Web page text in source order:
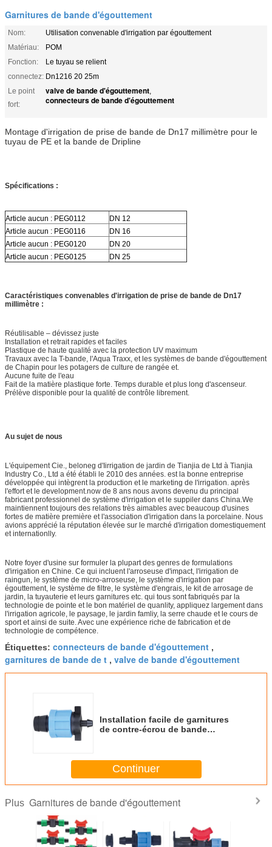
Garnitures de bande d'égouttement
Nom:
Utilisation convenable d'irrigation par égouttement
Matériau:
POM
Fonction:
Le tuyau se relient
connectez: Dn1216 20 25m
Le point
fort:
valve de bande d'égouttement,
connecteurs de bande d'égouttement
Montage d'irrigation de prise de bande de Dn17 millimètre pour le
tuyau de PE et la bande de Dripline
Spécifications :
Article aucun : PEG0112
DN 12
Article aucun : PEG0116
DN 16
Article aucun : PEG0120
DN 20
Article aucun : PEG0125
DN 25
Caractéristiques convenables d'irrigation de prise de bande de Dn17
millimètre :
Réutilisable – dévissez juste
Installation et retrait rapides et faciles
Plastique de haute qualité avec la protection UV maximum
Travaux avec la T-bande, l'Aqua Traxx, et les systèmes de bande d'égouttement
de Chapin pour les potagers de culture de rangée et.
Aucune fuite de l'eau
Fait de la matière plastique forte. Temps durable et plus long d'ascenseur.
Prélève disponible pour la qualité de contrôle librement.
Au sujet de nous
L'équipement Cie., beloneg d'Iirrigation de jardin de Tianjia de Ltd à Tianjia
Industry Co., Ltd a été établi le 2010 des années. est la bonne entreprise
développée qui intègrent la production et le marketing de l'irrigation. après
l'effort et le development.now de 8 ans nous avons devenu du principal
fabricant professionnel de système d'irrigation et le suppiler dans China.We
maintiennent toujours des relations très aimables avec beaucoup d'usines
fortes de matière première et l'association d'irrigation dans la porcelaine. Nous
avions apprécié la réputation élevée sur le marché d'irrigation domestiquement
et internationlly.
Notre foyer d'usine sur formuler la plupart des genres de formulations
d'irrigation en Chine. Ce qui incluent l'arroseuse d'impact, l'irrigation de
raingun, le système de micro-arroseuse, le système d'irrigation par
égouttement, le système de filtre, le système d'engrais, le kit de arrosage de
jardin, la tuyauterie et leurs garnitures etc. qui tous sont fabriqués par la
technologie de pointe et le bon matériel de quanlity, appliquez largement dans
l'irrigation agricole, le paysage, le jardin famliy, la serre chaude et le cours de
sport et ainsi de suite. Avec une expérience riche de fabrication et de
technologie de compétence.
Étiquettes: connecteurs de bande d'égouttement ,
garnitures de bande de t , valve de bande d'égouttement
Installation facile de garnitures
de contre-écrou de bande
Continuer
Plus Garnitures de bande d'égouttement